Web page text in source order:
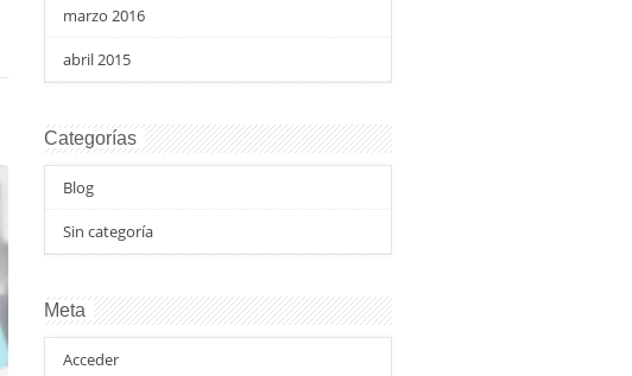
marzo 2016
abril 2015
Categorías
Blog
Sin categoría
Meta
Acceder